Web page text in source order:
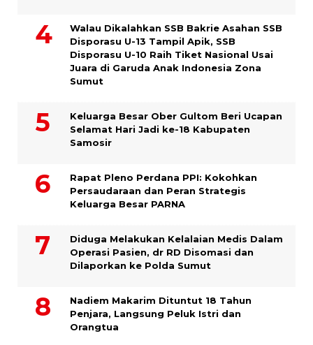
Walau Dikalahkan SSB Bakrie Asahan SSB
Disporasu U-13 Tampil Apik, SSB
Disporasu U-10 Raih Tiket Nasional Usai
Juara di Garuda Anak Indonesia Zona
Sumut
Keluarga Besar Ober Gultom Beri Ucapan
Selamat Hari Jadi ke-18 Kabupaten
Samosir
Rapat Pleno Perdana PPI: Kokohkan
Persaudaraan dan Peran Strategis
Keluarga Besar PARNA
Diduga Melakukan Kelalaian Medis Dalam
Operasi Pasien, dr RD Disomasi dan
Dilaporkan ke Polda Sumut
​Nadiem Makarim Dituntut 18 Tahun
Penjara, Langsung Peluk Istri dan
Orangtua